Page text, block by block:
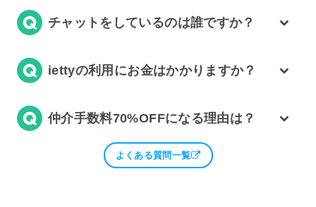
チャットをしているのは誰ですか？
iettyの利用にお金はかかりますか？
仲介手数料70%OFFになる理由は？
よくある質問一覧